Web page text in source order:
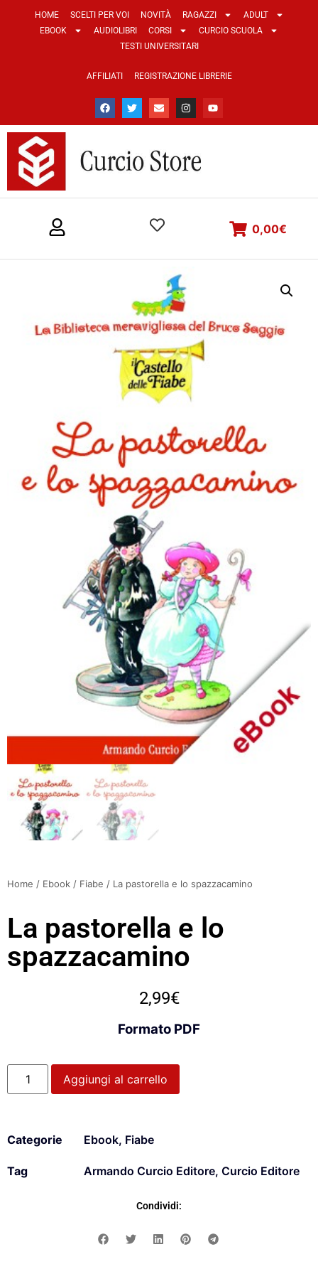
HOME SCELTI PER VOI NOVITÀ RAGAZZI
ADULT
EBOOK
AUDIOLIBRI CORSI
CURCIO SCUOLA
TESTI UNIVERSITARI
AFFILIATI REGISTRAZIONE LIBRERIE
0,00€
Home / Ebook / Fiabe / La pastorella e lo spazzacamino
La pastorella e lo
spazzacamino
2,99€
Formato PDF
Aggiungi al carrello
Categorie Ebook, Fiabe
Tag Armando Curcio Editore, Curcio Editore
Condividi: